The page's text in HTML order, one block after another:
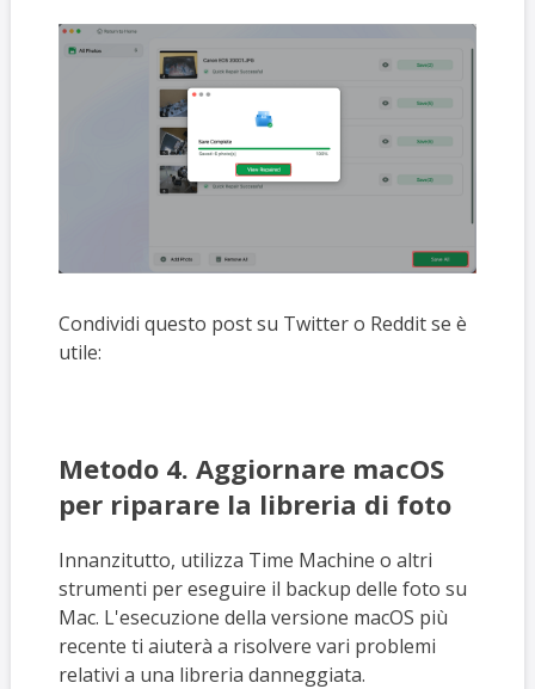
Condividi questo post su Twitter o Reddit se è
utile:
Metodo 4. Aggiornare macOS
per riparare la libreria di foto
Innanzitutto, utilizza Time Machine o altri
strumenti per eseguire il backup delle foto su
Mac. L'esecuzione della versione macOS più
recente ti aiuterà a risolvere vari problemi
relativi a una libreria danneggiata.